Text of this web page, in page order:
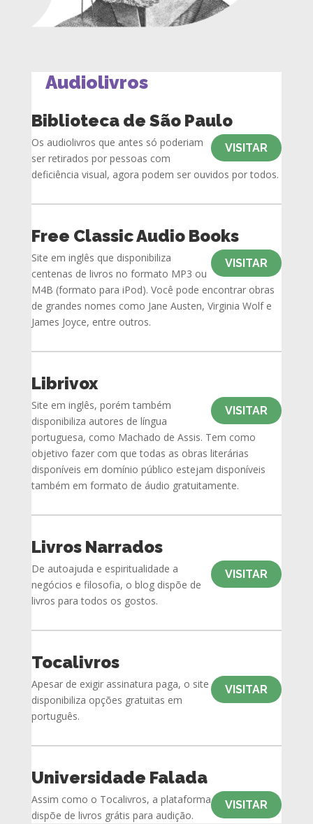
Audiolivros
Biblioteca de São Paulo
VISITAR
Os audiolivros que antes só poderiam
ser retirados por pessoas com
deficiência visual, agora podem ser ouvidos por todos.
Free Classic Audio Books
VISITAR
Site em inglês que disponibiliza
centenas de livros no formato MP3 ou
M4B (formato para iPod). Você pode encontrar obras
de grandes nomes como Jane Austen, Virginia Wolf e
James Joyce, entre outros.
Librivox
VISITAR
Site em inglês, porém também
disponibiliza autores de língua
portuguesa, como Machado de Assis. Tem como
objetivo fazer com que todas as obras literárias
disponíveis em domínio público estejam disponíveis
também em formato de áudio gratuitamente.
Livros Narrados
VISITAR
De autoajuda e espiritualidade a
negócios e filosofia, o blog dispõe de
livros para todos os gostos.
Tocalivros
VISITAR
Apesar de exigir assinatura paga, o site
disponibiliza opções gratuitas em
português.
Universidade Falada
VISITAR
Assim como o Tocalivros, a plataforma
dispõe de livros grátis para audição.